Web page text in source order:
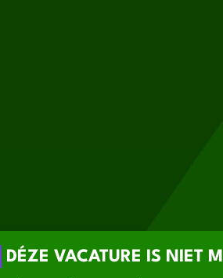
DÉZE VACATURE IS NIET